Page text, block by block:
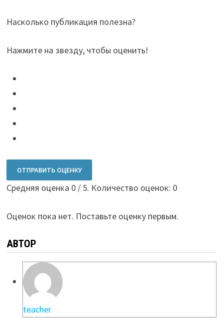
Насколько публикация полезна?
Нажмите на звезду, чтобы оценить!
ОТПРАВИТЬ ОЦЕНКУ
Средняя оценка 0/ 5. Количество оценок: 0
Оценок пока нет. Поставьте оценку первым.
АВТОР
teacher